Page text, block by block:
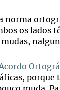
norma
os lados
porque